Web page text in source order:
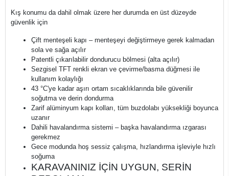
Kış konumu da dahil olmak üzere her durumda en üst düzeyde
güvenlik için
Çift menteşeli kapı – menteşeyi değiştirmeye gerek kalmadan
sola ve sağa açılır
Patentli çıkarılabilir dondurucu bölmesi (alta açılır)
Sezgisel TFT renkli ekran ve çevirme/basma düğmesi ile
kullanım kolaylığı
43 °C'ye kadar aşırı ortam sıcaklıklarında bile güvenilir
soğutma ve derin dondurma
Zarif alüminyum kapı kolları, tüm buzdolabı yüksekliği boyunca
uzanır
Dahili havalandırma sistemi – başka havalandırma ızgarası
gerekmez
Gece modunda hoş sessiz çalışma, hızlandırma işleviyle hızlı
soğuma
KARAVANINIZ İÇİN UYGUN, SERİN